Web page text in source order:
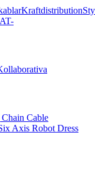
Kraftdistribution
Cable
Axis Robot Dress